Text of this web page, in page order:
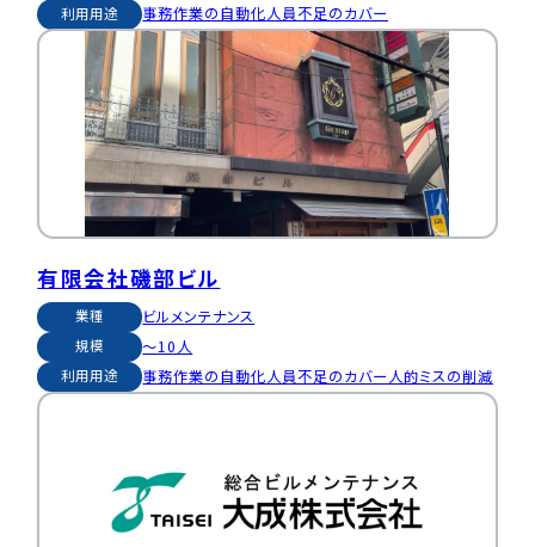
利用用途 事務作業の自動化人員不足のカバー
有限会社磯部ビル
業種 ビルメンテナンス
規模 〜10人
利用用途 事務作業の自動化人員不足のカバー 人的ミスの削減